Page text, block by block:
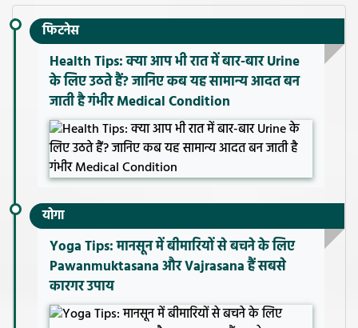
फिटनेस
Health Tips: क्या आप भी रात में बार-बार Urine
के लिए उठते हैं? जानिए कब यह सामान्य आदत बन
जाती है गंभीर Medical Condition
योगा
Yoga Tips: मानसून में बीमारियों से बचने के लिए
Pawanmuktasana और Vajrasana हैं सबसे
कारगर उपाय